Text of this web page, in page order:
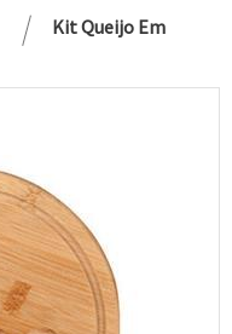
Kit Queijo Em